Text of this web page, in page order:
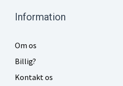
Information
Om os
Billig?
Kontakt os